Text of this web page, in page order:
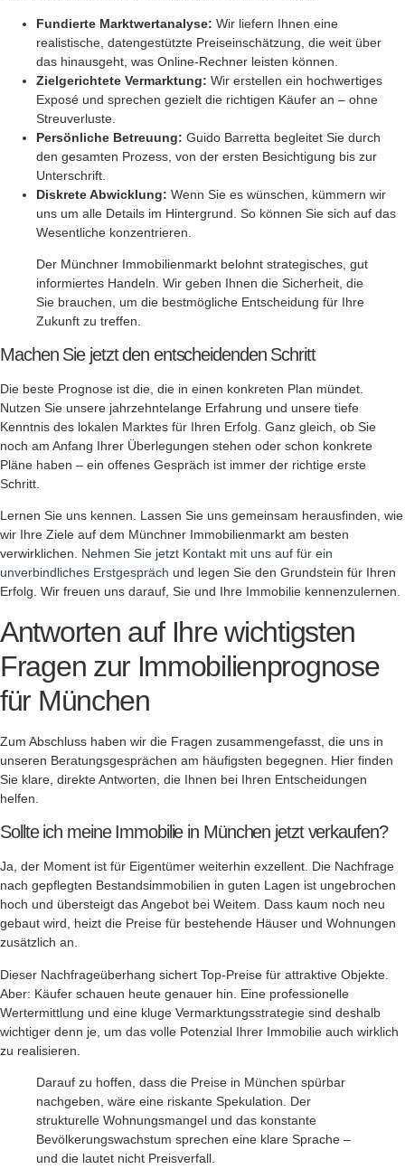
Fundierte Marktwertanalyse: Wir liefern Ihnen eine
realistische, datengestützte Preiseinschätzung, die weit über
das hinausgeht, was Online-Rechner leisten können.
Zielgerichtete Vermarktung: Wir erstellen ein hochwertiges
Exposé und sprechen gezielt die richtigen Käufer an – ohne
Streuverluste.
Persönliche Betreuung: Guido Barretta begleitet Sie durch
den gesamten Prozess, von der ersten Besichtigung bis zur
Unterschrift.
Diskrete Abwicklung: Wenn Sie es wünschen, kümmern wir
uns um alle Details im Hintergrund. So können Sie sich auf das
Wesentliche konzentrieren.
Der Münchner Immobilienmarkt belohnt strategisches, gut
informiertes Handeln. Wir geben Ihnen die Sicherheit, die
Sie brauchen, um die bestmögliche Entscheidung für Ihre
Zukunft zu treffen.
Machen Sie jetzt den entscheidenden Schritt
Die beste Prognose ist die, die in einen konkreten Plan mündet.
Nutzen Sie unsere jahrzehntelange Erfahrung und unsere tiefe
Kenntnis des lokalen Marktes für Ihren Erfolg. Ganz gleich, ob Sie
noch am Anfang Ihrer Überlegungen stehen oder schon konkrete
Pläne haben – ein offenes Gespräch ist immer der richtige erste
Schritt.
Lernen Sie uns kennen. Lassen Sie uns gemeinsam herausfinden, wie
wir Ihre Ziele auf dem Münchner Immobilienmarkt am besten
verwirklichen. Nehmen Sie jetzt Kontakt mit uns auf für ein
unverbindliches Erstgespräch und legen Sie den Grundstein für Ihren
Erfolg. Wir freuen uns darauf, Sie und Ihre Immobilie kennenzulernen.
Antworten auf Ihre wichtigsten
Fragen zur Immobilienprognose
für München
Zum Abschluss haben wir die Fragen zusammengefasst, die uns in
unseren Beratungsgesprächen am häufigsten begegnen. Hier finden
Sie klare, direkte Antworten, die Ihnen bei Ihren Entscheidungen
helfen.
Sollte ich meine Immobilie in München jetzt verkaufen?
Ja, der Moment ist für Eigentümer weiterhin exzellent. Die Nachfrage
nach gepflegten Bestandsimmobilien in guten Lagen ist ungebrochen
hoch und übersteigt das Angebot bei Weitem. Dass kaum noch neu
gebaut wird, heizt die Preise für bestehende Häuser und Wohnungen
zusätzlich an.
Dieser Nachfrageüberhang sichert Top-Preise für attraktive Objekte.
Aber: Käufer schauen heute genauer hin. Eine professionelle
Wertermittlung und eine kluge Vermarktungsstrategie sind deshalb
wichtiger denn je, um das volle Potenzial Ihrer Immobilie auch wirklich
zu realisieren.
Darauf zu hoffen, dass die Preise in München spürbar
nachgeben, wäre eine riskante Spekulation. Der
strukturelle Wohnungsmangel und das konstante
Bevölkerungswachstum sprechen eine klare Sprache –
und die lautet nicht Preisverfall.